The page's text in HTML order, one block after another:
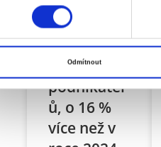
Odmítnout
Vloni v ČR
zbankrotov
alo 6 213
podnikatel
ů, o 16 %
více než v